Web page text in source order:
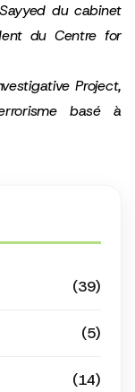
du cabinet
du Centre for
Project,
basé à
(39)
(5)
(14)